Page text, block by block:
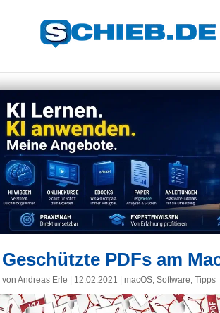
Geschützte PDFs am
von Andreas Erle 12.02.2021 macOS, Software, Tipps